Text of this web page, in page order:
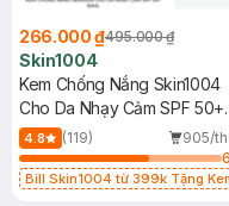
266.000 ₫495.000 ₫
Skin1004
Kem Chống Nắng Skin1004
Cho Da Nhạy Cảm SPF 50+
50ml
4.8 (119)
905/
Bill Skin1004 từ 399k Tặng